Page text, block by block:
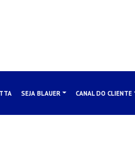
SEJA BLAUER CANAL DO CLIENTE